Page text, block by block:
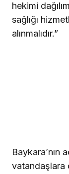
hekimi
sağlığı
alınmalıdır.”
Baykara’nın
vatandaşlara